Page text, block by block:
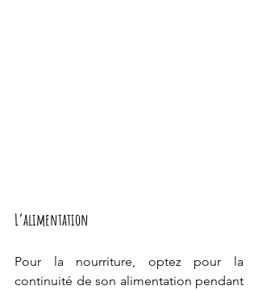
L’alimentation
Pour la nourriture, optez pour la
continuité de son alimentation pendant